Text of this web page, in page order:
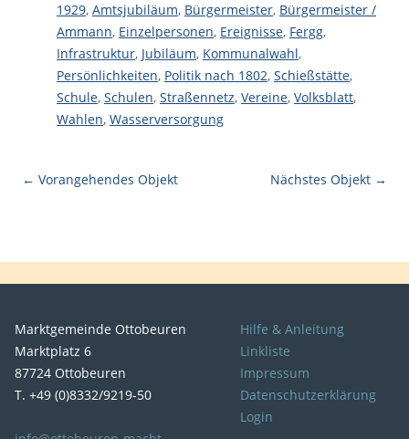
1929, Amtsjubiläum, Bürgermeister, Bürgermeister /
Ammann, Einzelpersonen, Ereignisse, Fergg,
Infrastruktur, Jubiläum, Kommunalwahl,
Persönlichkeiten, Politik nach 1802, Schießstätte,
Schule, Schulen, Straßennetz, Vereine, Volksblatt,
Wahlen, Wasserversorgung
← Vorangehendes Objekt Nächstes Objekt →
Marktgemeinde Ottobeuren
Marktplatz 6
87724 Ottobeuren
T. +49 (0)8332/9219-50
Hilfe & Anleitung
Linkliste
Impressum
Datenschutzerklärung
Login